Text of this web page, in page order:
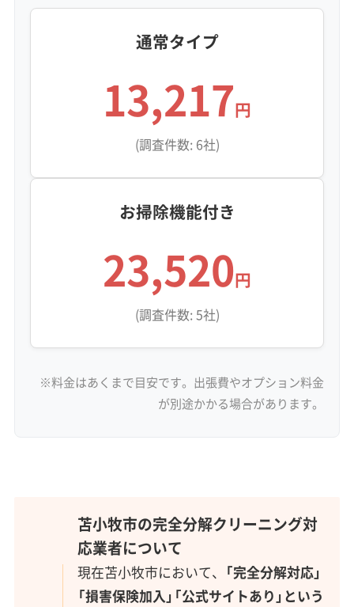
当日予約可能
即日対応可能 24時間対応
土日祝日対応
防カビ・抗菌 消臭処理
※項目にカーソルを合わせると詳細な説明が表示されます。
通常タイプ
13,217円
(調査件数: 6社)
お掃除機能付き
23,520円
(調査件数: 5社)
※料金はあくまで目安です。出張費やオプション料金
が別途かかる場合があります。
苫小牧市の完全分解クリーニング対
応業者について
現在苫小牧市において、 「完全分解対応」
「損害保険加入」「公式サイトあり」という